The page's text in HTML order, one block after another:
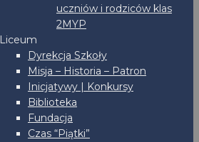
uczniów i rodziców klas
2MYP
Liceum
Dyrekcja Szkoły
Misja – Historia – Patron
Inicjatywy | Konkursy
Biblioteka
Fundacja
Czas “Piątki”